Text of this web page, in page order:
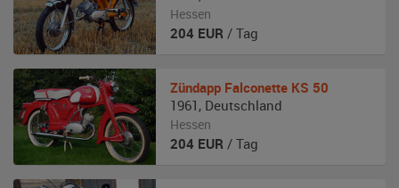
Hessen
204 EUR / Tag
Zündapp Falconette KS 50
1961 , Deutschland
Hessen
204 EUR / Tag